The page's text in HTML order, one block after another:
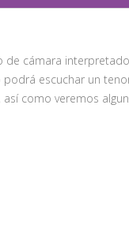
cámara
escuchar un
como veremos